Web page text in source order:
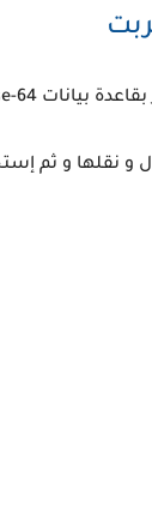
و نقلها و ثم